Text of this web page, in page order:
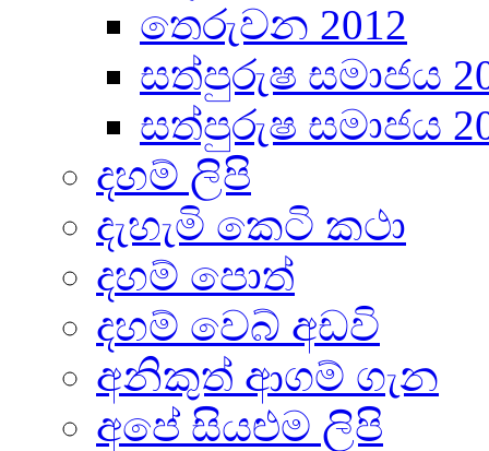
තෙරුවන 2012
සත්පුරුෂ සමාජය
සත්පුරුෂ සමාජය
දහම් ලිපි
දැහැමි කෙටි කථා
දහම් පොත්
දහම් වෙබ් අඩවි
අනිකුත් ආගම් ගැන
අපේ සියළුම ලිපි